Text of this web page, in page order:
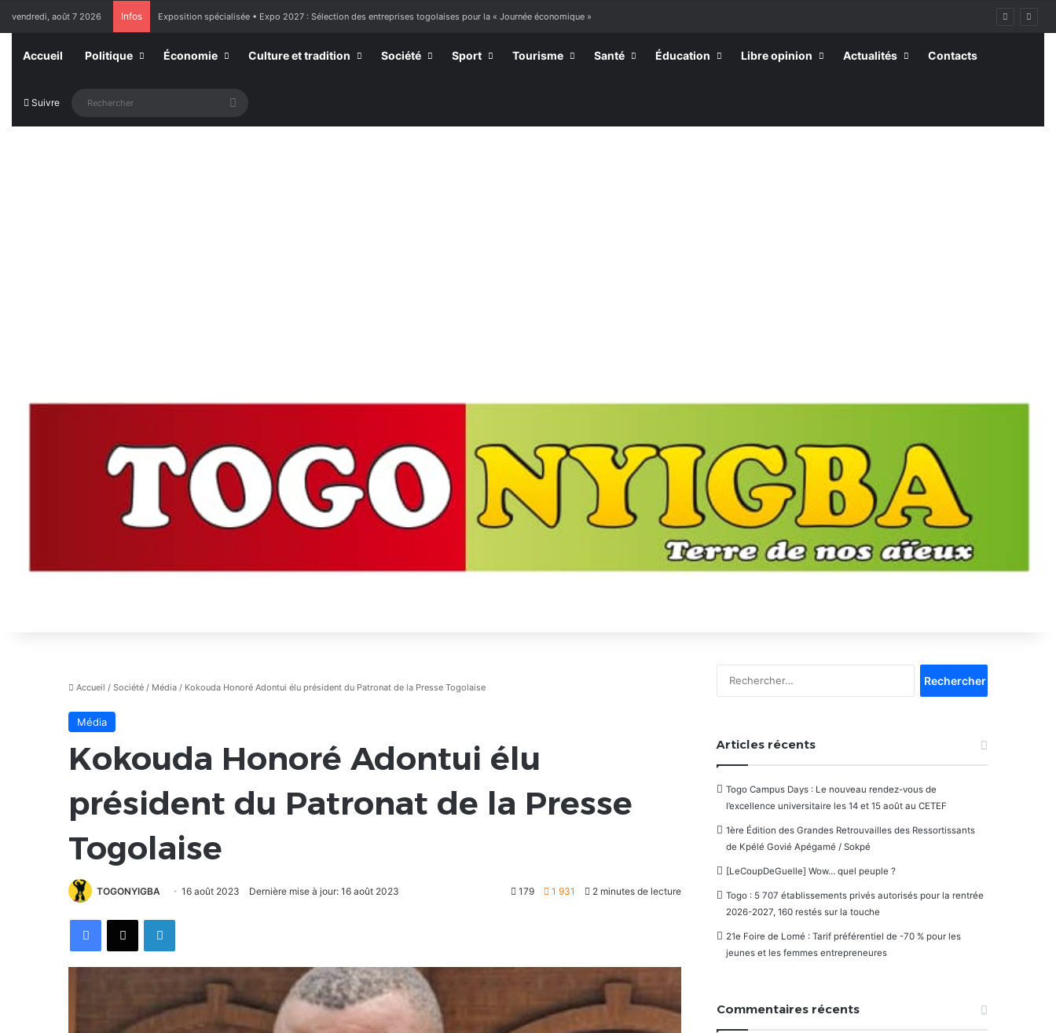
vendredi, août 7 2026 Infos Exposition spécialisée • Expo 2027 : Sélection des entreprises togolaises pour la « Journée économique »
Accueil Politique Économie Culture et tradition Société Sport Tourisme Santé Éducation Libre opinion Actualités Contacts
Suivre Rechercher
Accueil / Société / Média / Kokouda Honoré Adontui élu président du Patronat de la Presse Togolaise
Média
Kokouda Honoré Adontui élu
président du Patronat de la Presse
Togolaise
TOGONYIGBA 16 août 2023 Dernière mise à jour: 16 août 2023 179 1 931 2 minutes de lecture
FacebookX Linkedin
Articles récents
Togo Campus Days : Le nouveau rendez-vous de
l’excellence universitaire les 14 et 15 août au CETEF
1ère Édition des Grandes Retrouvailles des Ressortissants
de Kpélé Govié Apégamé / Sokpé
[LeCoupDeGuelle] Wow… quel peuple ?
Togo : 5 707 établissements privés autorisés pour la rentrée
2026-2027, 160 restés sur la touche
21e Foire de Lomé : Tarif préférentiel de -70 % pour les
jeunes et les femmes entrepreneures
Commentaires récents